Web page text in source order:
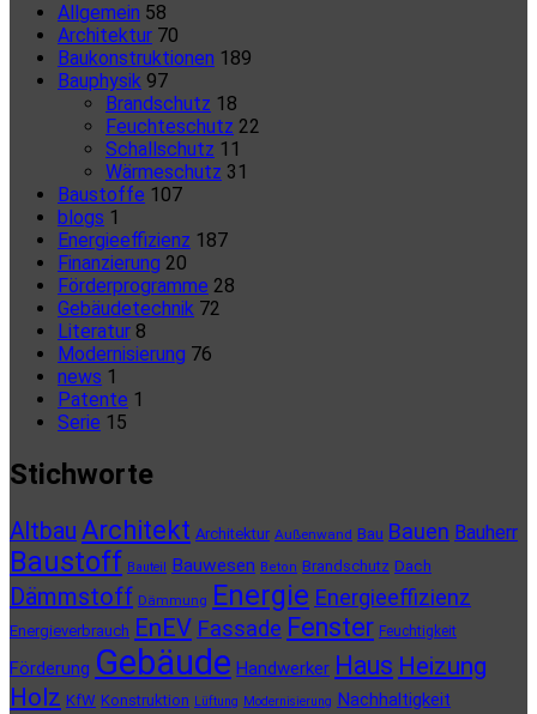
Allgemein 58
Architektur 70
Baukonstruktionen 189
Bauphysik 97
Brandschutz 18
Feuchteschutz 22
Schallschutz 11
Wärmeschutz 31
Baustoffe 107
blogs 1
Energieeffizienz 187
Finanzierung 20
Förderprogramme 28
Gebäudetechnik 72
Literatur 8
Modernisierung 76
news 1
Patente 1
Serie 15
Stichworte
Altbau Architekt Architektur Außenwand Bau Bauen Bauherr
Baustoff Bauteil Bauwesen Beton Brandschutz Dach
Dämmstoff Dämmung Energie Energieeffizienz
Energieverbrauch EnEV Fassade Fenster Feuchtigkeit
Förderung Gebäude Handwerker Haus Heizung
Holz KfW Konstruktion Lüftung Modernisierung Nachhaltigkeit